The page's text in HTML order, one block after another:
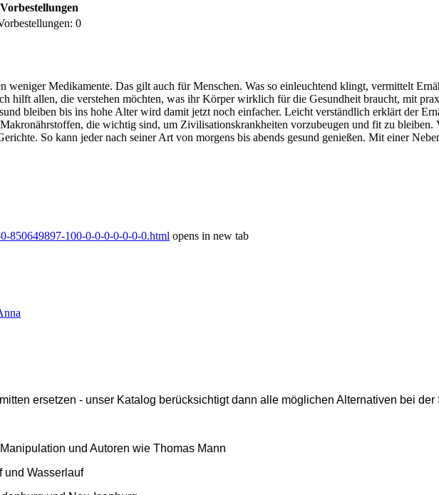
Vorbestellungen
0
weniger Medikamente. Das gilt auch für Menschen. Was so einleuchtend klingt, vermittelt
hilft allen, die verstehen möchten, was ihr Körper wirklich für die Gesundheit braucht, mit
bleiben bis ins hohe Alter wird damit jetzt noch einfacher. Leicht verständlich erklärt der
die wichtig sind, um Zivilisationskrankheiten vorzubeugen und fit zu bleiben.
So kann jeder nach seiner Art von morgens bis abends gesund genießen. Mit einer
850649897-100-0-0-0-0-0-0-0.html opens in new tab
ersetzen - unser Katalog berücksichtigt dann alle möglichen Alternativen bei der
und Autoren wie Thomas Mann
und Wasserlauf